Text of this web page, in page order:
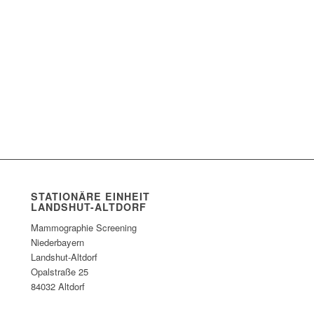
STATIONÄRE EINHEIT
LANDSHUT-ALTDORF
Mammographie Screening
Niederbayern
Landshut-Altdorf
Opalstraße 25
84032 Altdorf